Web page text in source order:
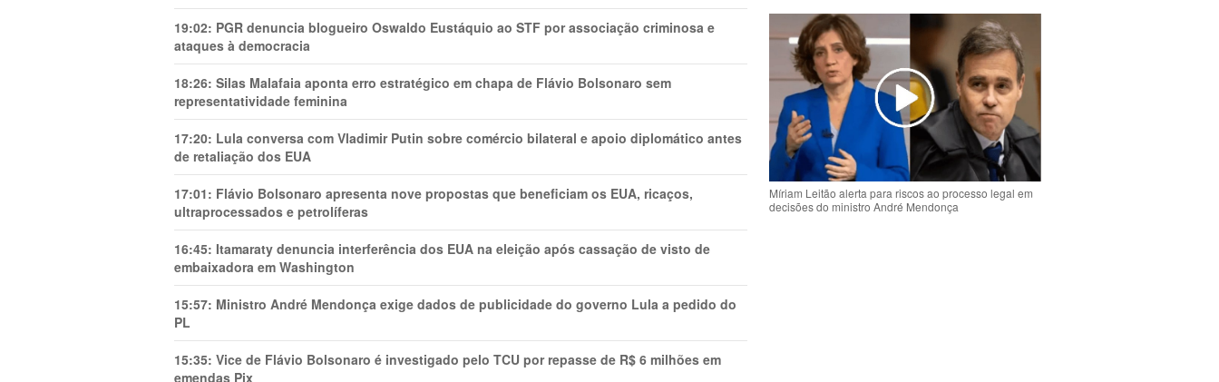
19:02: PGR denuncia blogueiro Oswaldo Eustáquio ao STF por associação criminosa e
ataques à democracia
18:26: Silas Malafaia aponta erro estratégico em chapa de Flávio Bolsonaro sem
representatividade feminina
17:20: Lula conversa com Vladimir Putin sobre comércio bilateral e apoio diplomático antes
de retaliação dos EUA
17:01: Flávio Bolsonaro apresenta nove propostas que beneficiam os EUA, ricaços,
ultraprocessados e petrolíferas
16:45: Itamaraty denuncia interferência dos EUA na eleição após cassação de visto de
embaixadora em Washington
15:57: Ministro André Mendonça exige dados de publicidade do governo Lula a pedido do
PL
15:35: Vice de Flávio Bolsonaro é investigado pelo TCU por repasse de R$ 6 milhões em
emendas Pix
Míriam Leitão alerta para riscos ao processo legal em
decisões do ministro André Mendonça